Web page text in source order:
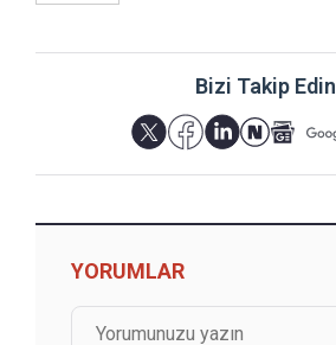
Bizi Takip Edin
YORUMLAR